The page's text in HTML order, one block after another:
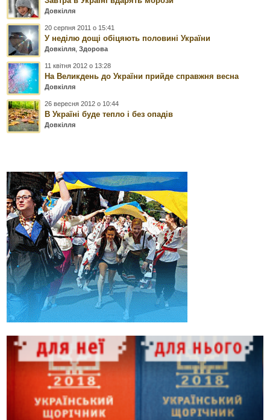
Довкілля
20 серпня 2011 о 15:41
У неділю дощі обіцяють половині України
Довкілля,Здорова
11 квітня 2012 о 13:28
На Великдень до України прийде справжня весна
Довкілля
26 вересня 2012 о 10:44
В Україні буде тепло і без опадів
Довкілля